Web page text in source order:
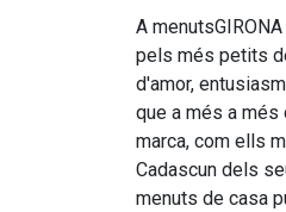
A
pels més petits
d'amor,
que a més a
marca, com ells
Cadascun dels
menuts de casa